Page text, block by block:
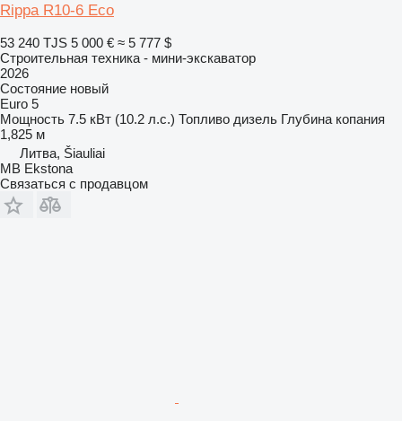
Rippa R10-6 Eco
53 240 TJS 5 000 € ≈ 5 777 $
Строительная техника - мини-экскаватор
2026
Состояние новый
Euro 5
Мощность 7.5 кВт (10.2 л.с.) Топливо дизель Глубина копания
1,825 м
Литва, Šiauliai
MB Ekstona
Связаться с продавцом